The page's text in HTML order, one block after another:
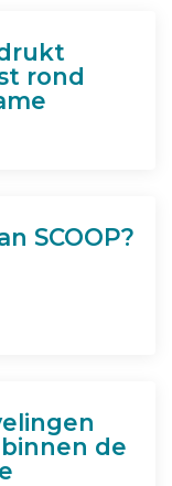
rond
SCOOP?
de